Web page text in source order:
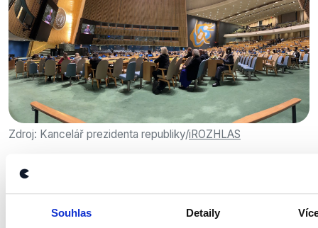
Souhlas Detaily
Zdroj: Kancelář prezidenta republiky/iROZHLAS
Závěr
shromáždění OSN při projevu Petra Pavla je tedy